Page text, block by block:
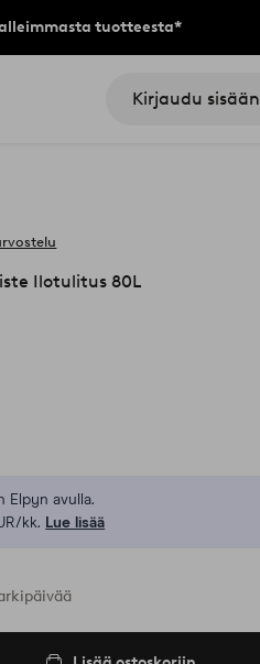
tuotteesta*
Kirjaudu sisään
Ilotulitus 80L
Elpyn avulla.
kk. Lue lisää